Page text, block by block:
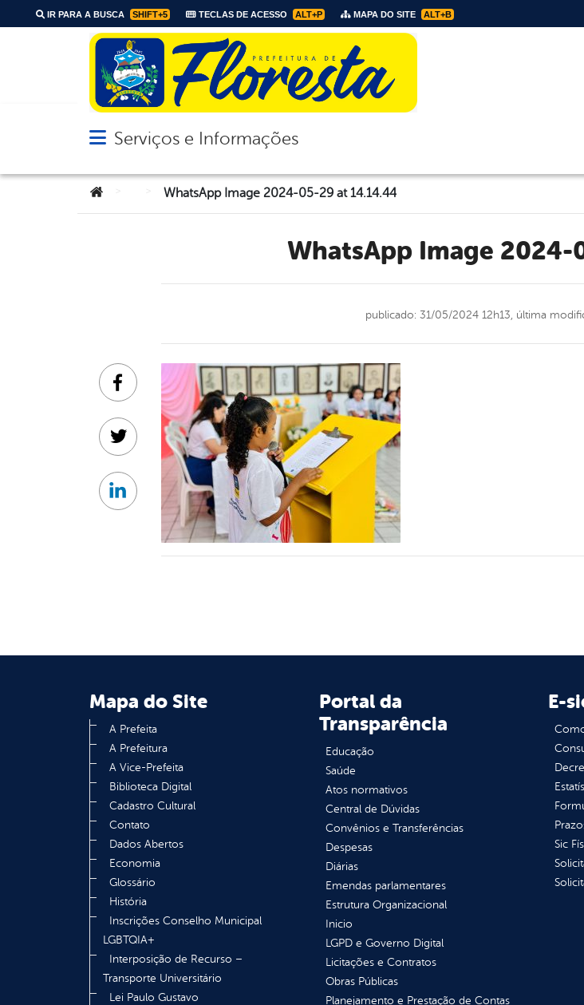
IR PARA A BUSCA SHIFT+5 TECLAS DE ACESSO ALT+P MAPA DO SITE ALT+B
Abrir menu principal de navegação
Serviços e Informações
Você está aqui:WhatsApp Image 2024-05-29 at 14.14.44
WhatsApp Image
publicado: 31/05/2024 12h13, última
Facebook
Twitter
Linkedin
Mapa do Site
A Prefeita
A Prefeitura
A Vice-Prefeita
Biblioteca Digital
Cadastro Cultural
Contato
Dados Abertos
Economia
Glossário
História
Inscrições Conselho Municipal
LGBTQIA+
Interposição de Recurso –
Transporte Universitário
Lei Paulo Gustavo
Portal da
Transparência
Educação
Saúde
Atos normativos
Central de Dúvidas
Convênios e Transferências
Despesas
Diárias
Emendas parlamentares
Estrutura Organizacional
Inicio
LGPD e Governo Digital
Licitações e Contratos
Obras Públicas
Planejamento e Prestação de Contas
E-
Sic